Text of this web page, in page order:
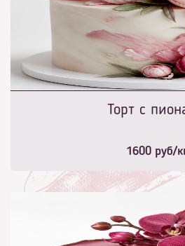
Торт с
1600 руб/